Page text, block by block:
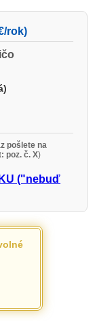
rok)
pošlete na
poz. č. X)
("nebuď